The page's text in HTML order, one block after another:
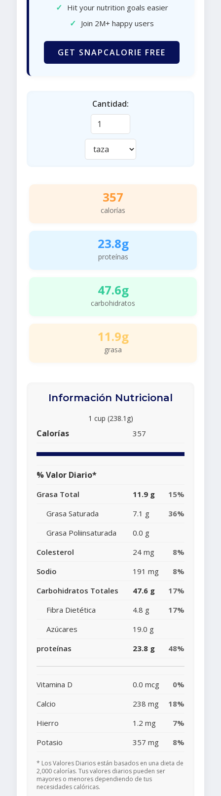
✓ Hit your nutrition goals easier
✓ Join 2M+ happy users
GET SNAPCALORIE FREE
Cantidad:
357
calorías
23.8g
proteínas
47.6g
carbohidratos
11.9g
grasa
Información Nutricional
1 cup (238.1g)
Calorías 357
% Valor Diario*
Grasa Total 11.9 g
15%
Grasa Saturada
7.1 g
36%
Grasa Poliinsaturada
0.0 g
Colesterol
24 mg
8%
Sodio
191 mg
8%
Carbohidratos Totales
47.6 g
17%
Fibra Dietética
4.8 g
17%
Azúcares
19.0 g
proteínas
23.8 g 48%
Vitamina D 0.0 mcg
0%
Calcio
238 mg
18%
Hierro
1.2 mg
7%
Potasio
357 mg 8%
* Los Valores Diarios están basados en una dieta de
2,000 calorías. Tus valores diarios pueden ser
mayores o menores dependiendo de tus
necesidades calóricas.